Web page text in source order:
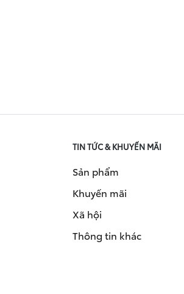
TIN TỨC & KHUYẾN MÃI
Sản phẩm
Khuyến mãi
Xã hội
Thông tin khác